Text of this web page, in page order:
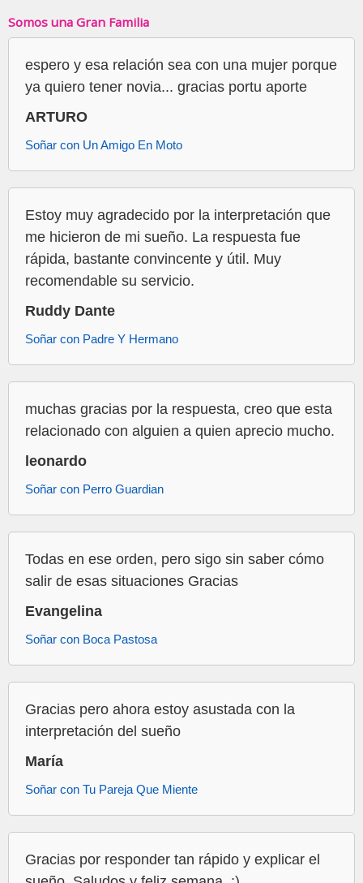
Somos una Gran Familia
espero y esa relación sea con una mujer porque
ya quiero tener novia... gracias portu aporte
ARTURO
Soñar con Un Amigo En Moto
Estoy muy agradecido por la interpretación que
me hicieron de mi sueño. La respuesta fue
rápida, bastante convincente y útil. Muy
recomendable su servicio.
Ruddy Dante
Soñar con Padre Y Hermano
muchas gracias por la respuesta, creo que esta
relacionado con alguien a quien aprecio mucho.
leonardo
Soñar con Perro Guardian
Todas en ese orden, pero sigo sin saber cómo
salir de esas situaciones Gracias
Evangelina
Soñar con Boca Pastosa
Gracias pero ahora estoy asustada con la
interpretación del sueño
María
Soñar con Tu Pareja Que Miente
Gracias por responder tan rápido y explicar el